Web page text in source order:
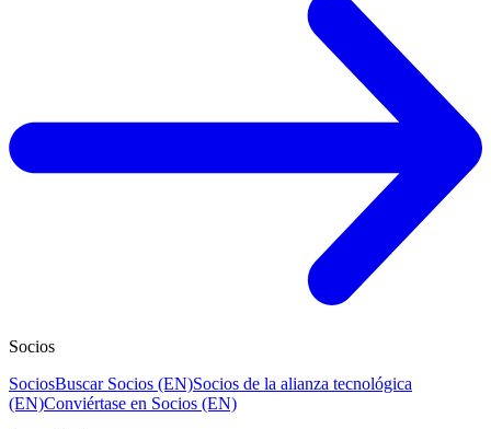
Socios
SociosBuscar Socios (EN)Socios de la alianza tecnológica
(EN)Conviértase en Socios (EN)